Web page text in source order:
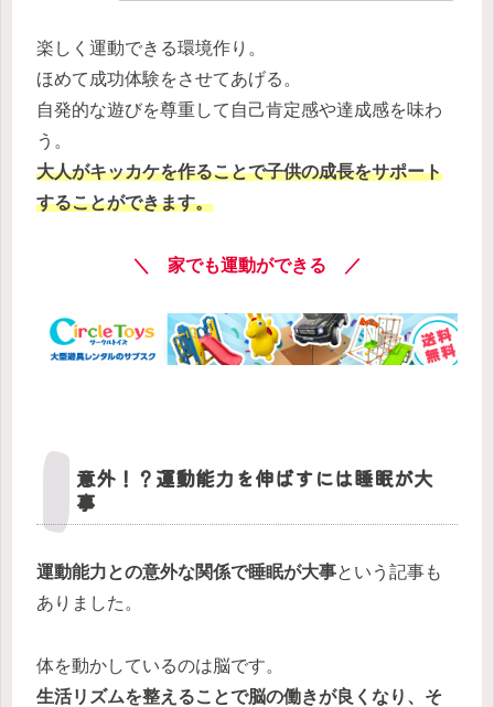
楽しく運動できる環境作り。
ほめて成功体験をさせてあげる。
自発的な遊びを尊重して自己肯定感や達成感を味わ
う。
大人がキッカケを作ることで子供の成長をサポート
することができます。
＼ 家でも運動ができる ／
意外！？運動能力を伸ばすには睡眠が大
事
運動能力との意外な関係で睡眠が大事という記事も
ありました。
体を動かしているのは脳です。
生活リズムを整えることで脳の働きが良くなり、そ